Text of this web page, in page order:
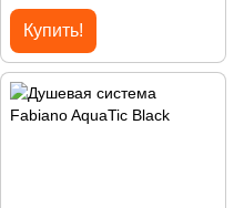
Купить!